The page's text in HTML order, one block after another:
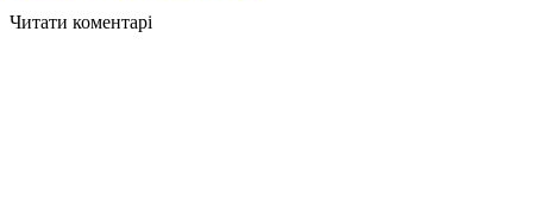
Читати коментарі